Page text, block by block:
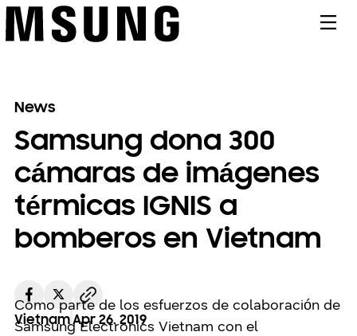
News
Samsung dona 300
cámaras de imágenes
térmicas IGNIS a
bomberos en Vietnam
VietnamApr 26. 2019
Como parte de los esfuerzos de colaboración de
Samsung Electronics Vietnam con el